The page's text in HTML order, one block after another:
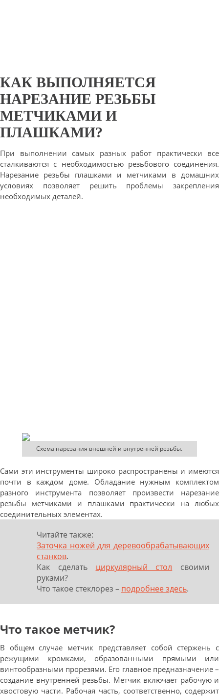
КАК ВЫПОЛНЯЕТСЯ
НАРЕЗАНИЕ РЕЗЬБЫ
МЕТЧИКАМИ И
ПЛАШКАМИ?
При выполнении самых разных работ практически все
сталкиваются с необходимостью резьбового соединения.
Нарезание резьбы плашками и метчиками в домашних
условиях позволяет решить проблемы закрепления
необходимых деталей.
Схема нарезания внешней и внутренней резьбы.
Сами эти инструменты широко распространены и имеются
почти в каждом доме. Обладание нужным комплектом
разного инструмента позволяет произвести нарезание
резьбы метчиками и плашками практически на любых
соединительных элементах.
Читайте также:
Заточка ножей для деревообрабатывающих
станков.
Как сделать циркулярный стол своими
руками?
Что такое стеклорез – подробнее здесь.
Что такое метчик?
В общем случае метчик представляет собой стержень с
режущими кромками, образованными прямыми или
винтообразными прорезями. Его главное предназначение –
создание внутренней резьбы. Метчик включает рабочую и
хвостовую части. Рабочая часть, соответственно, содержит